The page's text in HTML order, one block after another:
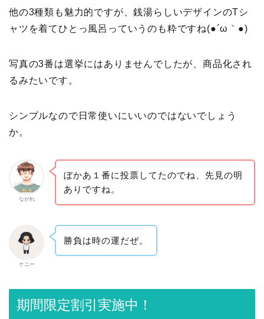
他の3種類も魅力的ですが、銭湯らしいデザインのTシ
ャツを着てひとっ風呂っていうのも粋ですね(●´ω｀●)
写真の3番は選挙にはありませんでしたが、商品化され
るみたいです。
シンプルなので日常使いにいいのではないでしょう
か。
ながれ
ぼかあ１番に投票してたのでね、先見の明
ありですね。
ケニー
勝負は時の運だぜ。
期間限定割引実施中！